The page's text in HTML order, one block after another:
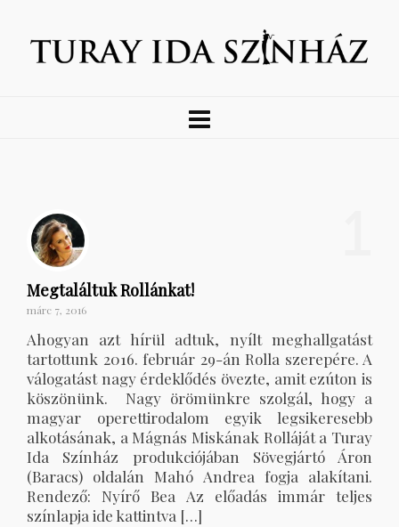
Megtaláltuk Rollánkat!
márc 7, 2016
Ahogyan azt hírül adtuk, nyílt meghallgatást
tartottunk 2016. február 29-án Rolla szerepére. A
válogatást nagy érdeklődés övezte, amit ezúton is
köszönünk. Nagy örömünkre szolgál, hogy a
magyar operettirodalom egyik legsikeresebb
alkotásának, a Mágnás Miskának Rolláját a Turay
Ida Színház produkciójában Sövegjártó Áron
(Baracs) oldalán Mahó Andrea fogja alakítani.
Rendező: Nyírő Bea Az előadás immár teljes
színlapja ide kattintva […]